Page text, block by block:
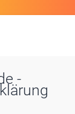
-